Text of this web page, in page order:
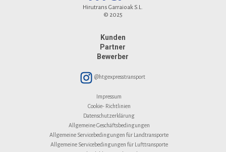
Hirutrans Garraioak S.L.
© 2025
Kunden
Partner
Bewerber
@htgexpresstransport
Impressum
Cookie- Richtlinien
Datenschutzerklärung
Allgemeine Geschäftsbedingungen
Allgemeine Servicebedingungen für Landtransporte
Allgemeine Servicebedingungen für Lufttransporte